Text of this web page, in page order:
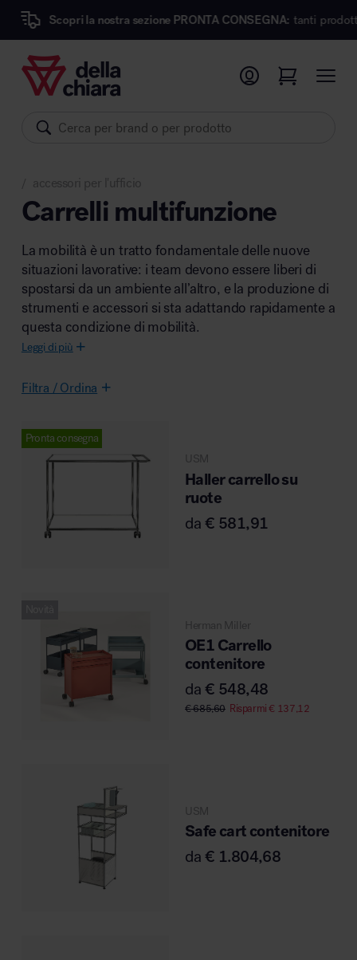
la nostra sezione PRONTA CONSEGNA: tanti prodotti dei migliori
Prodotti
Pronta Consegna
Arredi
Pareti divisorie
Comfort acustico
Accessori
Illuminazione
Ambienti
Arredo area operativa
Area lounge e attesa
Area outdoor
Brand
accessori per l'ufficio
Carrelli multifunzione
La mobilità è un tratto fondamentale delle nuove
situazioni lavorative: i team devono essere liberi di
spostarsi da un ambiente all’altro, e la produzione di
strumenti e accessori si sta adattando rapidamente a
questa condizione di mobilità.
Leggi di più
Filtra / Ordina
Pronta consegna
USM
Haller carrello su
ruote
da€ 581,91
Herman Miller
OE1 Carrello
contenitore
da€ 548,48
€685,60 Risparmi€ 137,12
USM
Safe cart contenitore
da€ 1.804,68